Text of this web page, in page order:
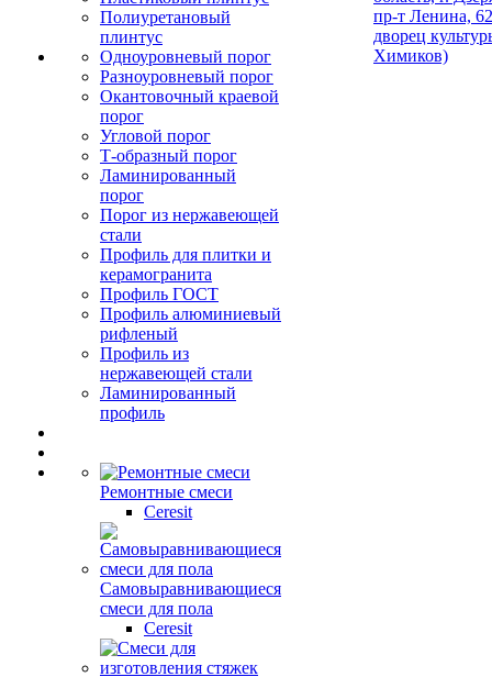
Полиуретановый
плинтус
Одноуровневый порог
Разноуровневый порог
Окантовочный краевой
порог
Угловой порог
Т-образный порог
Ламинированный
порог
Порог из нержавеющей
стали
Профиль для плитки и
керамогранита
Профиль ГОСТ
Профиль алюминиевый
рифленый
Профиль из
нержавеющей стали
Ламинированный
профиль
Ремонтные смеси
Ceresit
Самовыравнивающиеся
смеси для пола
Ceresit
пр-т Ленина,
дворец
Химиков)